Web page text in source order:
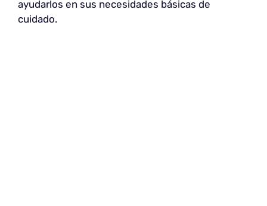
ayudarlos en sus necesidades básicas de
cuidado.